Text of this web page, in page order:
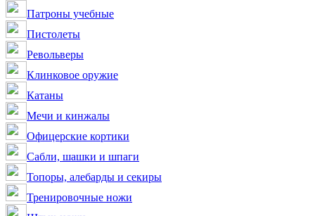
Патроны учебные
Пистолеты
Револьверы
Клинковое оружие
Катаны
Мечи и кинжалы
Офицерские кортики
Сабли, шашки и шпаги
Топоры, алебарды и секиры
Тренировочные ножи